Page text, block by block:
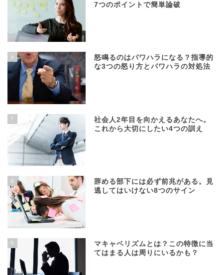
7つのポイントで簡単論破
6
怒鳴るのはパワハラになる？指導的
な3つの怒り方とパワハラの対処法
7
社会人2年目を向かえるあなたへ。
これから大切にしたい4つの訓え
8
辞める部下には必ず前兆がある。見
逃してはいけない8つのサイン
9
マキャベリズムとは？この特徴に当
てはまる人は周りにいるかも？